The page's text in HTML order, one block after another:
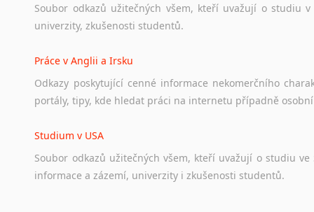
Soubor odkazů užitečných všem, kteří uvažují o studiu v
univerzity, zkušenosti studentů.
Práce v Anglii a Irsku
Odkazy poskytující cenné informace nekomerčního
portály, tipy, kde hledat práci na internetu případně osobní
Studium v USA
Soubor odkazů užitečných všem, kteří uvažují o studiu ve
informace a zázemí, univerzity i zkušenosti studentů.